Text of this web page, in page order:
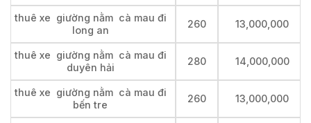
thuê xe giường nằm cà mau đi
long an
260 13,000,000
thuê xe giường nằm cà mau đi
duyên hải
280 14,000,000
thuê xe giường nằm cà mau đi
bến tre
260 13,000,000